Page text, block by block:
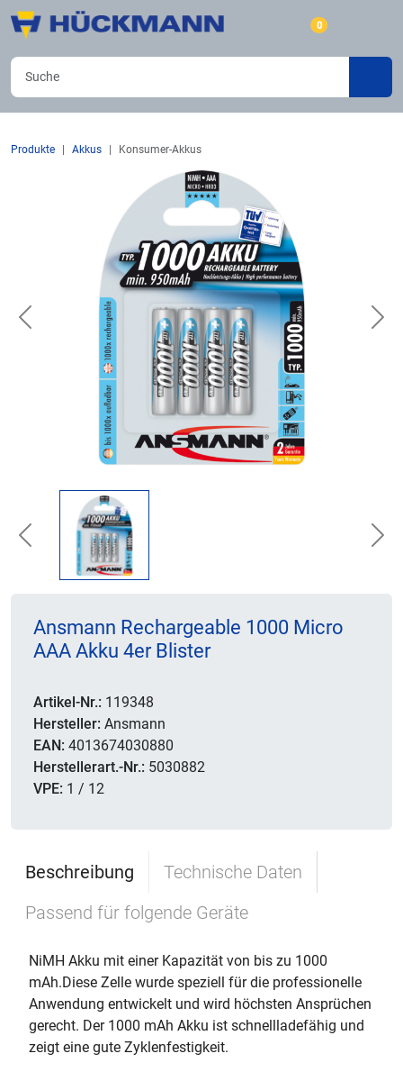
0
Produkte Akkus Konsumer-Akkus
Previous
Previous
Ansmann Rechargeable 1000 Micro
AAA Akku 4er Blister
Artikel-Nr.: 119348
Hersteller: Ansmann
EAN: 4013674030880
Herstellerart.-Nr.: 5030882
VPE: 1 / 12
Beschreibung
Technische Daten
Passend für folgende Geräte
NiMH Akku mit einer Kapazität von bis zu 1000
mAh.Diese Zelle wurde speziell für die professionelle
Anwendung entwickelt und wird höchsten Ansprüchen
gerecht. Der 1000 mAh Akku ist schnellladefähig und
zeigt eine gute Zyklenfestigkeit.